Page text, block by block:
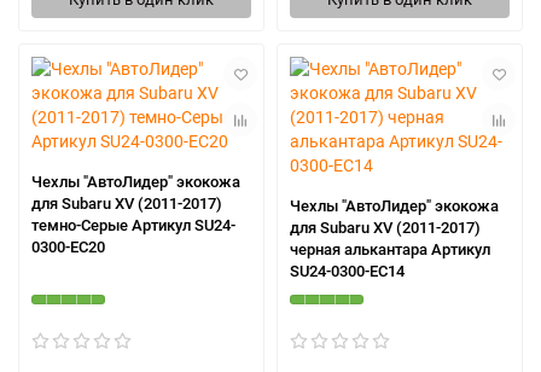
Чехлы "АвтоЛидер" экокожа
для Subaru XV (2011-2017)
темно-Серые Артикул SU24-
0300-EC20
Чехлы "АвтоЛидер" экокожа
для Subaru XV (2011-2017)
черная алькантара Артикул
SU24-0300-EC14